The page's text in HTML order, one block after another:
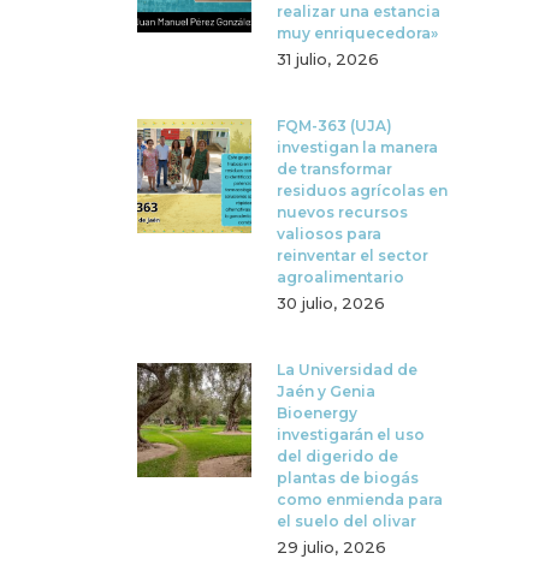
realizar una estancia
muy enriquecedora»
31 julio, 2026
FQM-363 (UJA)
investigan la manera
de transformar
residuos agrícolas en
nuevos recursos
valiosos para
reinventar el sector
agroalimentario
30 julio, 2026
La Universidad de
Jaén y Genia
Bioenergy
investigarán el uso
del digerido de
plantas de biogás
como enmienda para
el suelo del olivar
29 julio, 2026